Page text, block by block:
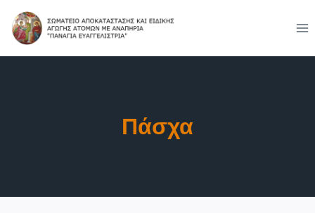
content
Πάσχα